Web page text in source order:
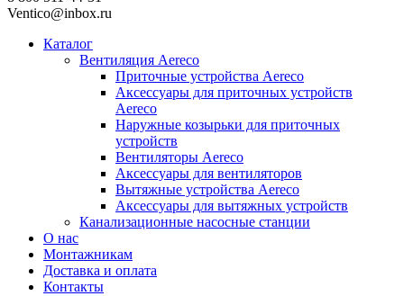
Ventico@inbox.ru
Каталог
Вентиляция Aereco
Приточные устройства Aereco
Аксессуары для приточных устройств
Aereco
Наружные козырьки для приточных
устройств
Вентиляторы Aereco
Аксессуары для вентиляторов
Вытяжные устройства Aereco
Аксессуары для вытяжных устройств
Канализационные насосные станции
О нас
Монтажникам
Доставка и оплата
Контакты